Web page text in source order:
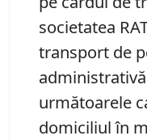
societatea
transport de
următoarele
domiciliul în